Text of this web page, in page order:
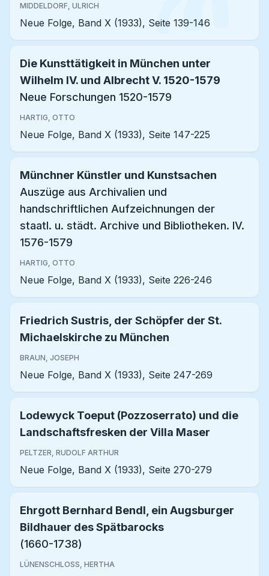
MIDDELDORF, ULRICH
Neue Folge, Band X (1933), Seite 139-146
Die Kunsttätigkeit in München unter
Wilhelm IV. und Albrecht V. 1520-1579
Neue Forschungen 1520-1579
HARTIG, OTTO
Neue Folge, Band X (1933), Seite 147-225
Münchner Künstler und Kunstsachen
Auszüge aus Archivalien und
handschriftlichen Aufzeichnungen der
staatl. u. städt. Archive und Bibliotheken. IV.
1576-1579
HARTIG, OTTO
Neue Folge, Band X (1933), Seite 226-246
Friedrich Sustris, der Schöpfer der St.
Michaelskirche zu München
BRAUN, JOSEPH
Neue Folge, Band X (1933), Seite 247-269
Lodewyck Toeput (Pozzoserrato) und die
Landschaftsfresken der Villa Maser
PELTZER, RUDOLF ARTHUR
Neue Folge, Band X (1933), Seite 270-279
Ehrgott Bernhard Bendl, ein Augsburger
Bildhauer des Spätbarocks
(1660-1738)
LÜNENSCHLOSS, HERTHA